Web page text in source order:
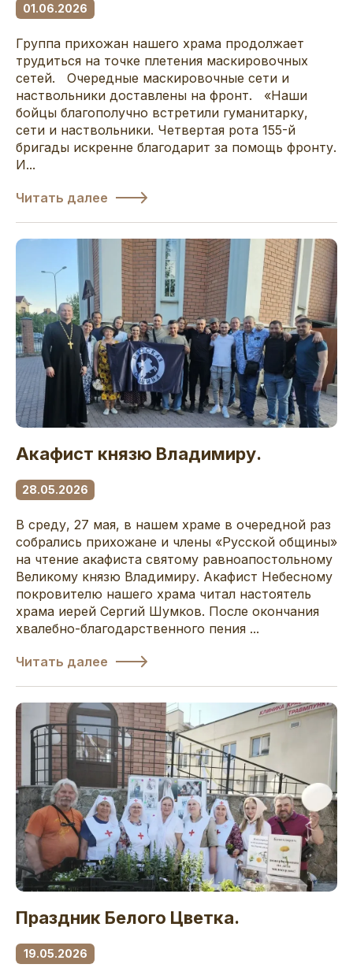
01.06.2026
Группа прихожан нашего храма продолжает
трудиться на точке плетения маскировочных
сетей. Очередные маскировочные сети и
наствольники доставлены на фронт. «Наши
бойцы благополучно встретили гуманитарку,
сети и наствольники. Четвертая рота 155-й
бригады искренне благодарит за помощь фронту.
И...
Читать далее
Акафист князю Владимиру.
28.05.2026
В среду, 27 мая, в нашем храме в очередной раз
собрались прихожане и члены «Русской общины»
на чтение акафиста святому равноапостольному
Великому князю Владимиру. Акафист Небесному
покровителю нашего храма читал настоятель
храма иерей Сергий Шумков. После окончания
хвалебно-благодарственного пения ...
Читать далее
Праздник Белого Цветка.
19.05.2026